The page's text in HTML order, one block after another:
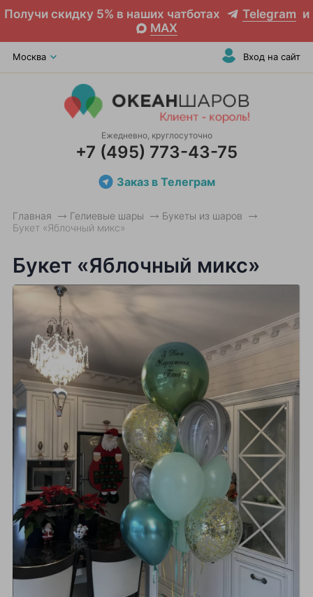
Получи скидку 5% в наших чатботах Telegram и
MAX
Москва Вход на сайт
Ежедневно, круглосуточно
+7 (495) 773-43-75
Заказ в Телеграм
Главная Гелиевые шары
Букеты из шаров
Букет «Яблочный микс»
Букет «Яблочный микс»